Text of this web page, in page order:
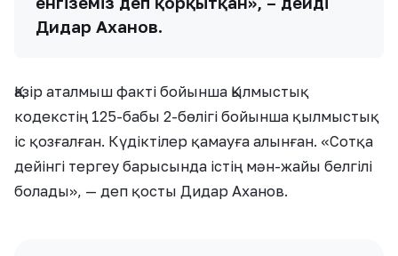
Дидар Аханов.
Қазір аталмыш факті бойынша Қылмыстық
кодекстің 125-бабы 2-бөлігі бойынша қылмыстық
іс қозғалған. Күдіктілер қамауға алынған. «Сотқа
дейінгі тергеу барысында істің мән-жайы белгілі
болады», — деп қосты Дидар Аханов.